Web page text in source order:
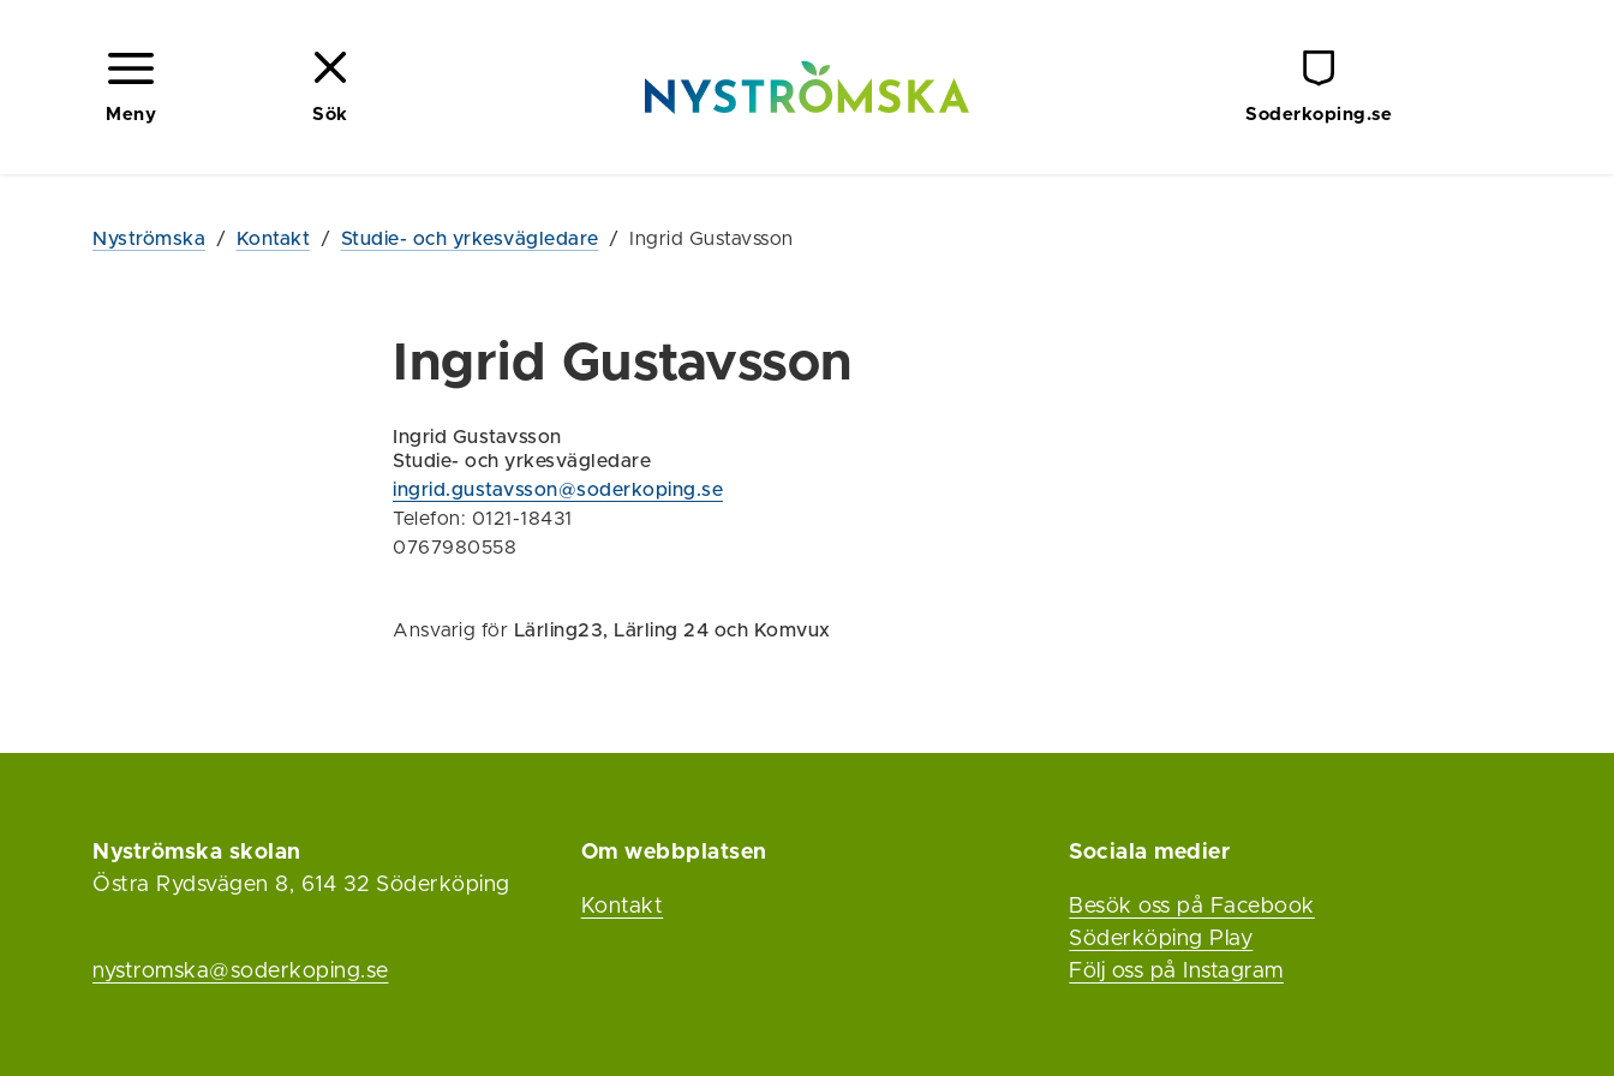
Meny Sök Soderkoping.se
Nyströmska / Kontakt / Studie- och yrkesvägledare / Ingrid Gustavsson
Ingrid Gustavsson
Ingrid Gustavsson
Studie- och yrkesvägledare
ingrid.gustavsson@soderkoping.se
Telefon: 0121-18431
0767980558
Ansvarig för Lärling23, Lärling 24 och Komvux
Nyströmska skolan
Östra Rydsvägen 8, 614 32 Söderköping
nystromska@soderkoping.se
Om webbplatsen
Kontakt
Sociala medier
Besök oss på Facebook
Söderköping Play
Följ oss på Instagram